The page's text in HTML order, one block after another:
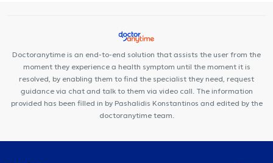
Doctoranytime is an end-to-end solution that assists the user from the
moment they experience a health symptom until the moment it is
resolved, by enabling them to find the specialist they need, request
guidance via chat and talk to them via video call. The information
provided has been filled in by Pashalidis Konstantinos and edited by the
doctoranytime team.